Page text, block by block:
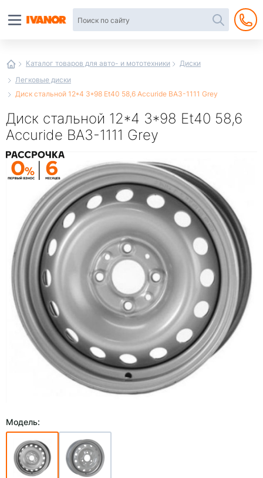
Каталог товаров для авто- и мототехники
Диски
Легковые диски
Диск стальной 12*4 3*98 Et40 58,6 Accuride ВАЗ-1111 Grey
Диск стальной 12*4 3*98 Et40 58,6
Accuride ВАЗ-1111 Grey
Модель:
интернет-